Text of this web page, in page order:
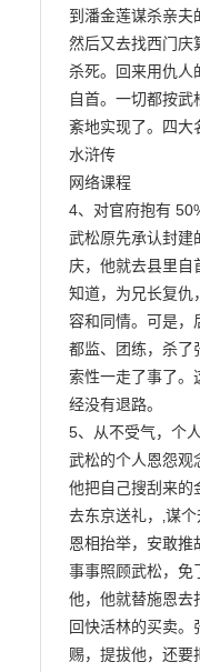
到潘金莲谋杀亲夫
然后又去找西门庆
杀死。回来用仇人
自首。一切都按武
紊地实现了。四大
水浒传
网络课程
4、对官府抱有
武松原先承认封建
庆，他就去县里自
知道，为兄长复仇
容和同情。可是，
都监、团练，杀了
索性一走了事了。
经没有退路。
5、从不受气，个
武松的个人恩怨观
他把自己搜刮来的
去东京送礼，‚谋
恩相抬举，安敢推
事事照顾武松，免
他，他就替施恩去
回快活林的买卖。
赐，提拔他，还要